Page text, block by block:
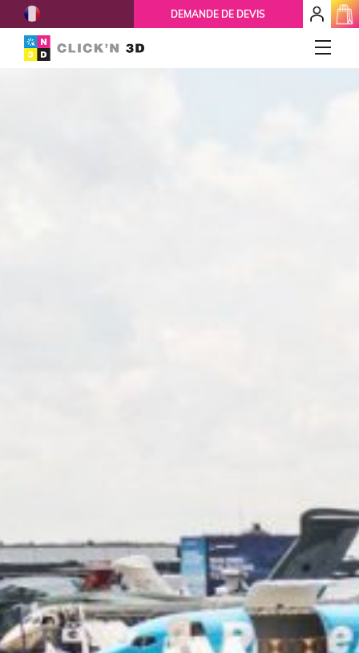
DEMANDE DE DEVIS
mon
espace
client
Prototypage
French